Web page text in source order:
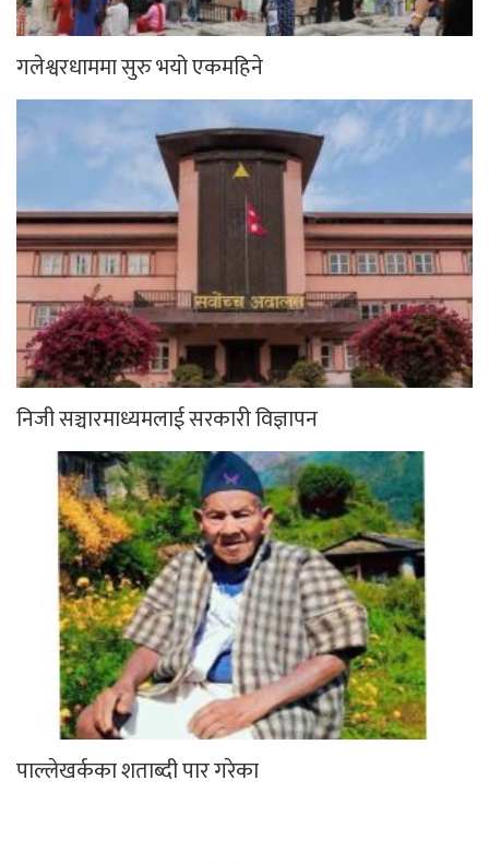
गलेश्वरधाममा सुरु भयो एकमहिने
निजी सञ्चारमाध्यमलाई सरकारी विज्ञापन
पाल्लेखर्कका शताब्दी पार गरेका